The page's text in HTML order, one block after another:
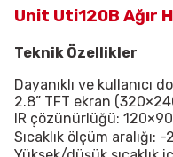
Unit Uti120B Ağır
Teknik Özellikler
Dayanıklı ve kullanıcı
2.8” TFT ekran
IR çözünürlüğü: 120×90
Sıcaklık ölçüm